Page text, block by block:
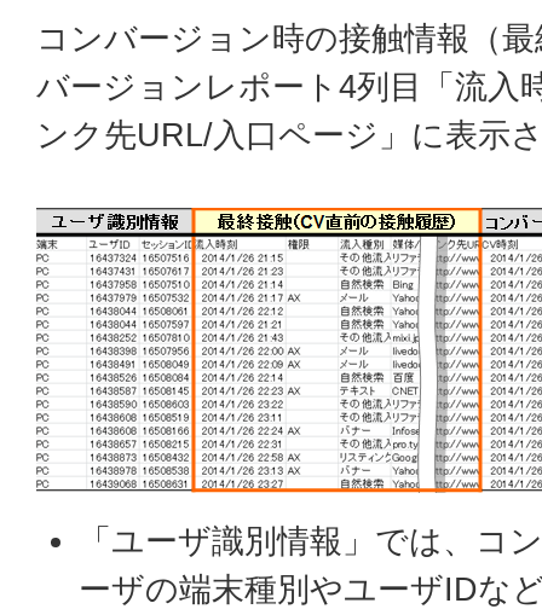
コンバージョン時の接触情報（
バージョンレポート4列目「流入
ンク先URL/入口ページ」に表示
「ユーザ識別情報」では、コ
ーザの端末種別やユーザIDな